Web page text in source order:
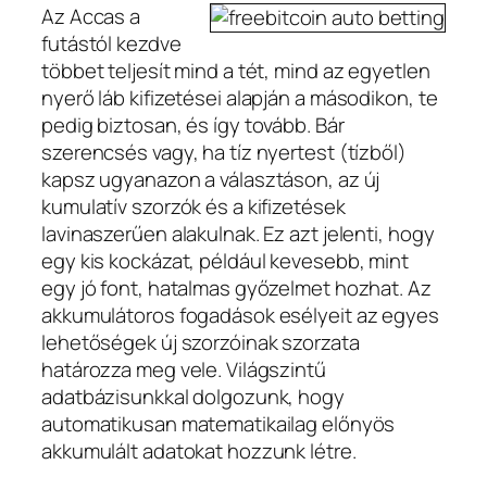
Az Accas a
futástól kezdve
többet teljesít mind a tét, mind az egyetlen
nyerő láb kifizetései alapján a másodikon, te
pedig biztosan, és így tovább. Bár
szerencsés vagy, ha tíz nyertest (tízből)
kapsz ugyanazon a választáson, az új
kumulatív szorzók és a kifizetések
lavinaszerűen alakulnak. Ez azt jelenti, hogy
egy kis kockázat, például kevesebb, mint
egy jó font, hatalmas győzelmet hozhat. Az
akkumulátoros fogadások esélyeit az egyes
lehetőségek új szorzóinak szorzata
határozza meg vele. Világszintű
adatbázisunkkal dolgozunk, hogy
automatikusan matematikailag előnyös
akkumulált adatokat hozzunk létre.